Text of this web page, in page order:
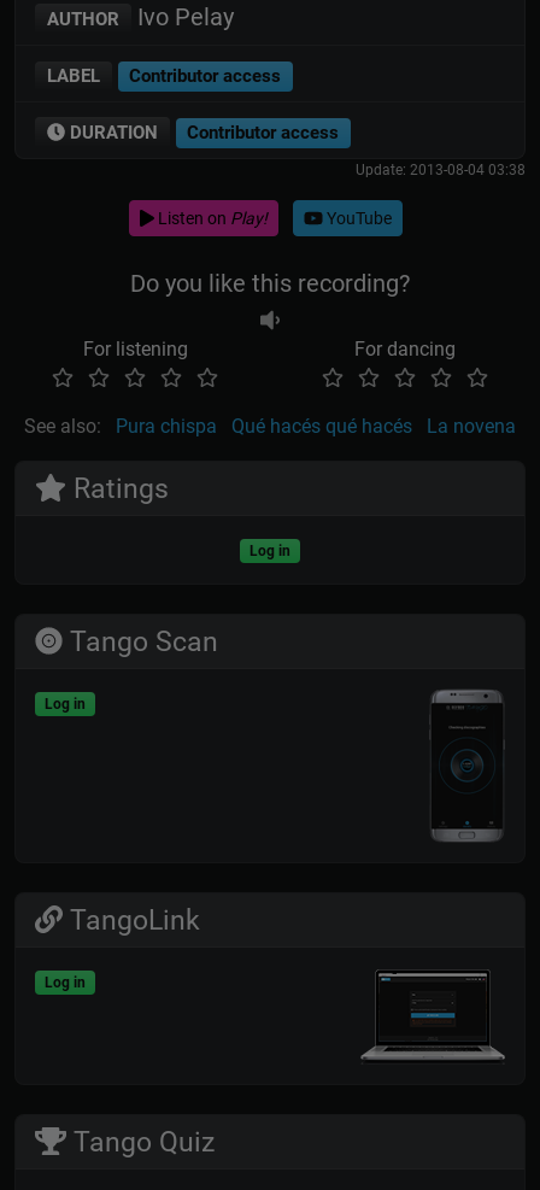
AUTHOR Ivo Pelay
LABEL Contributor access
DURATION Contributor access
Update: 2013-08-04 03:38
Listen on Play! YouTube
Do you like this recording?
For listening For dancing
See also: Pura chispa Qué hacés qué hacés La novena
Ratings
Log in
Tango Scan
Log in
TangoLink
Log in
Tango Quiz